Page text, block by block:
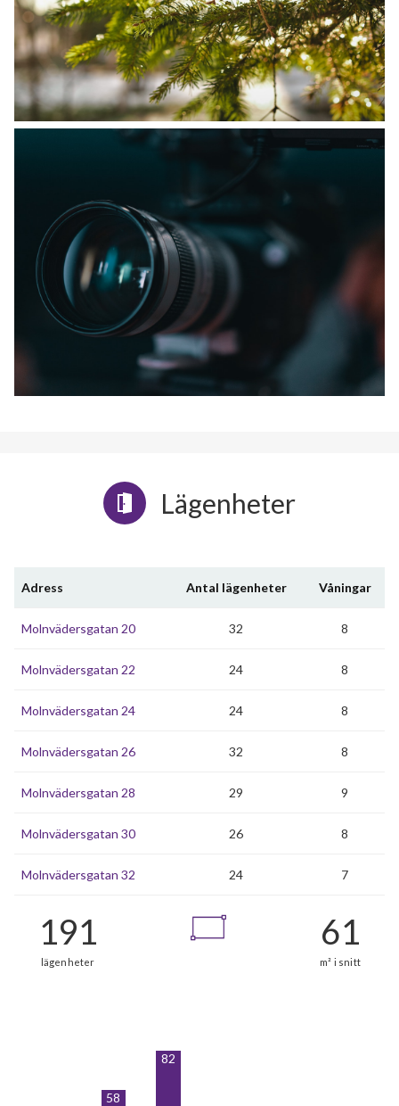
Lägenheter
Adress Antal lägenheter Våningar
Molnvädersgatan 20 32 8
Molnvädersgatan 22 24 8
Molnvädersgatan 24 24 8
Molnvädersgatan 26 32 8
Molnvädersgatan 28 29 9
Molnvädersgatan 30 26 8
Molnvädersgatan 32 24 7
58
82